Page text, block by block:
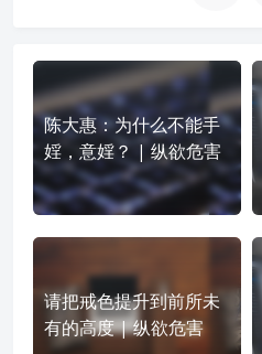
陈大惠：为什么不能手
婬，意婬？ | 纵欲危害
请把戒色提升到前所未
有的高度 | 纵欲危害